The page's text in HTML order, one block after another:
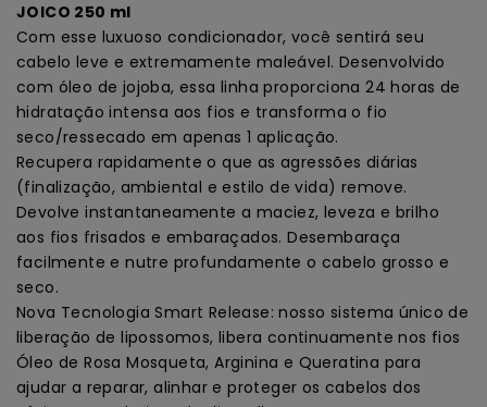
JOICO 250 ml
Com esse luxuoso condicionador, você sentirá seu
cabelo leve e extremamente maleável. Desenvolvido
com óleo de jojoba, essa linha proporciona 24 horas de
hidratação intensa aos fios e transforma o fio
seco/ressecado em apenas 1 aplicação.
Recupera rapidamente o que as agressões diárias
(finalização, ambiental e estilo de vida) remove.
Devolve instantaneamente a maciez, leveza e brilho
aos fios frisados e embaraçados. Desembaraça
facilmente e nutre profundamente o cabelo grosso e
seco.
Nova Tecnologia Smart Release: nosso sistema único de
liberação de lipossomos, libera continuamente nos fios
Óleo de Rosa Mosqueta, Arginina e Queratina para
ajudar a reparar, alinhar e proteger os cabelos dos